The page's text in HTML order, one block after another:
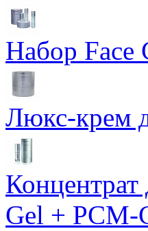
Набор Face
Люкс-крем
Gel + PCM-